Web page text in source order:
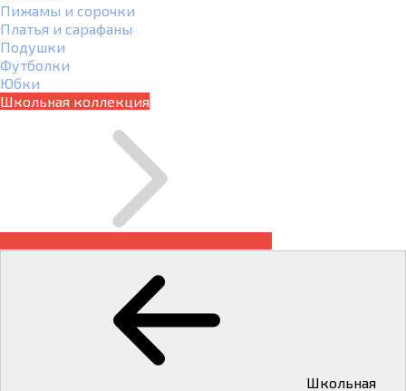
Пижамы и сорочки
Платья и сарафаны
Подушки
Футболки
Юбки
Школьная коллекция